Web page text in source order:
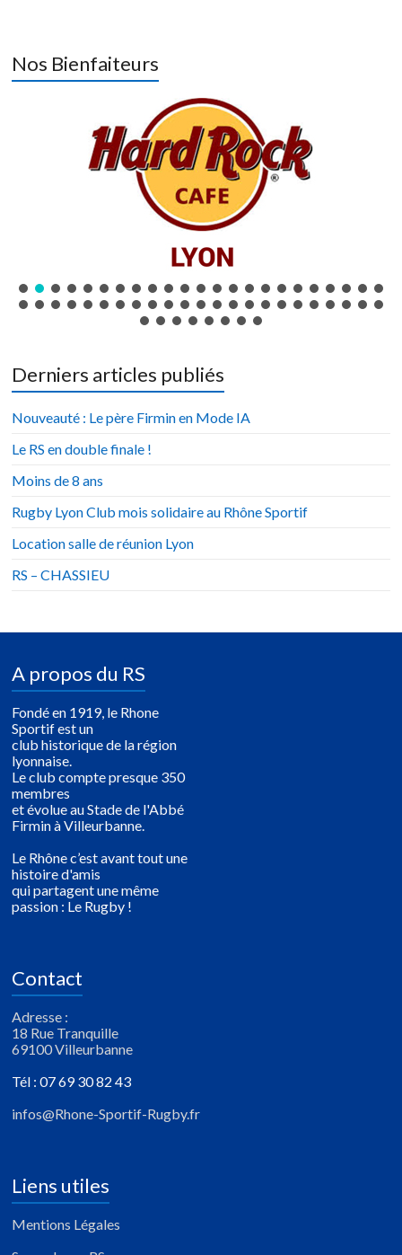
Nos Bienfaiteurs
Derniers articles publiés
Nouveauté : Le père Firmin en Mode IA
Le RS en double finale !
Moins de 8 ans
Rugby Lyon Club mois solidaire au Rhône Sportif
Location salle de réunion Lyon
RS – CHASSIEU
A propos du RS
Fondé en 1919, le Rhone
Sportif est un
club historique de la région
lyonnaise.
Le club compte presque 350
membres
et évolue au Stade de l'Abbé
Firmin à Villeurbanne.
Le Rhône c’est avant tout une
histoire d'amis
qui partagent une même
passion : Le Rugby !
Contact
Adresse :
18 Rue Tranquille
69100 Villeurbanne
Tél : 07 69 30 82 43
infos@Rhone-Sportif-Rugby.fr
Liens utiles
Mentions Légales